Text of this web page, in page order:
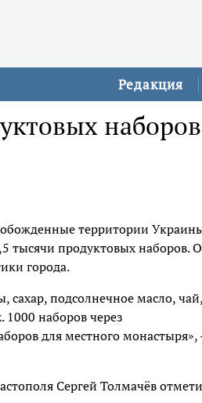
Редакция
наборов
территории
тысячи продуктовых наборов.
города.
подсолнечное масло,
наборов через
для местного монастыря»,
Сергей Толмачёв